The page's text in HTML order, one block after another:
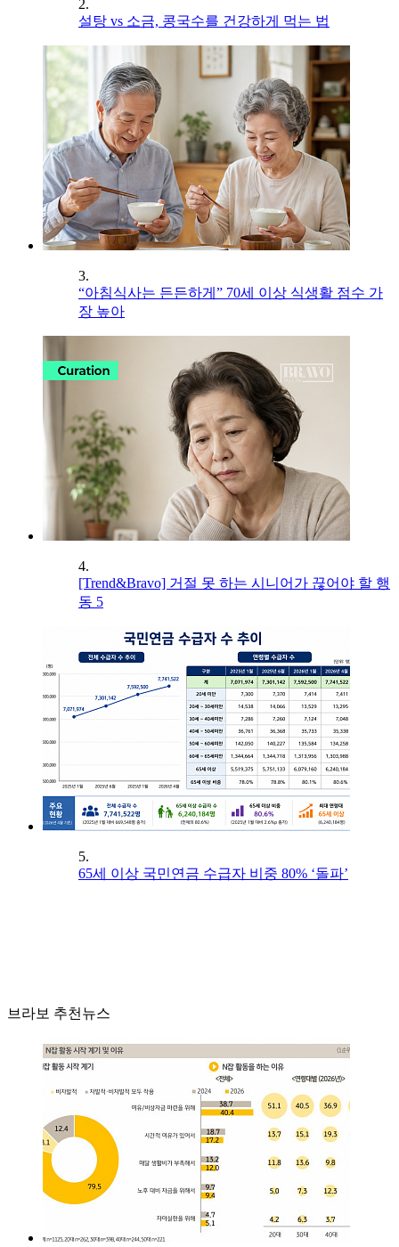
2.
설탕 vs 소금, 콩국수를 건강하게 먹는 법
3.
“아침식사는 든든하게” 70세 이상 식생활 점수 가
장 높아
4.
[Trend&Bravo] 거절 못 하는 시니어가 끊어야 할 행
동 5
5.
65세 이상 국민연금 수급자 비중 80% ‘돌파’
브라보 추천뉴스